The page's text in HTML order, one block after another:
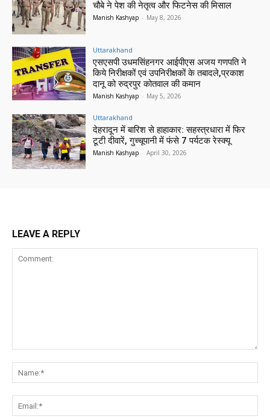
चौबे ने पेश की नेतृत्व और फिटनेस की मिसाल
Manish Kashyap - May 8, 2026
Uttarakhand
एसएसपी उधमसिंहनगर आईपीएस अजय गणपति ने
किये निरीक्षकों एवं उपनिरीक्षकों के तबादले,प्रकाश
दानू को रुद्रपुर कोतवाल की कमान
Manish Kashyap - May 5, 2026
Uttarakhand
देहरादून में बारिश से हाहाकार: सहस्त्रधारा में फिर
टूटी दीवारें, गुच्चूपानी में फंसे 7 पर्यटक रेस्क्यू
Manish Kashyap - April 30, 2026
LEAVE A REPLY